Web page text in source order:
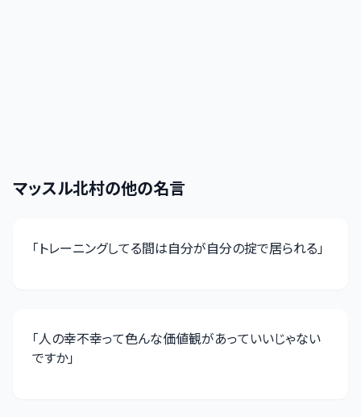
マッスル北村の他の名言
「トレーニングしてる間は自分が自分の掟で居られる」
「人の幸不幸って色んな価値観があっていいじゃない
ですか」